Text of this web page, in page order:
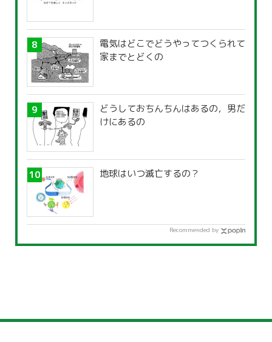
電気はどこでどうやってつくられて
家までとどくの
どうしておちんちんはあるの，男だ
けにあるの
地球はいつ滅亡するの？
Recommended by